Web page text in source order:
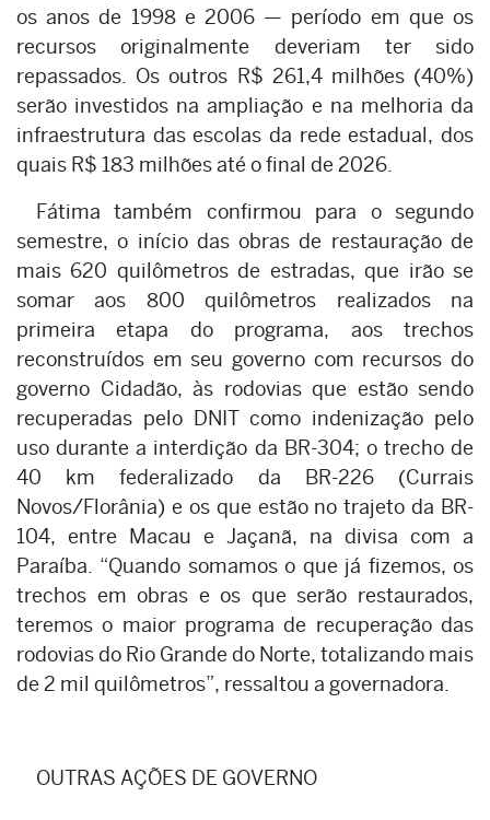
os anos de 1998 e 2006 — período em que os
recursos originalmente deveriam ter sido
repassados. Os outros R$ 261,4 milhões (40%)
serão investidos na ampliação e na melhoria da
infraestrutura das escolas da rede estadual, dos
quais R$ 183 milhões até o final de 2026.
Fátima também confirmou para o segundo
semestre, o início das obras de restauração de
mais 620 quilômetros de estradas, que irão se
somar aos 800 quilômetros realizados na
primeira etapa do programa, aos trechos
reconstruídos em seu governo com recursos do
governo Cidadão, às rodovias que estão sendo
recuperadas pelo DNIT como indenização pelo
uso durante a interdição da BR-304; o trecho de
40 km federalizado da BR-226 (Currais
Novos/Florânia) e os que estão no trajeto da BR-
104, entre Macau e Jaçanã, na divisa com a
Paraíba. “Quando somamos o que já fizemos, os
trechos em obras e os que serão restaurados,
teremos o maior programa de recuperação das
rodovias do Rio Grande do Norte, totalizando mais
de 2 mil quilômetros”, ressaltou a governadora.
OUTRAS AÇÕES DE GOVERNO